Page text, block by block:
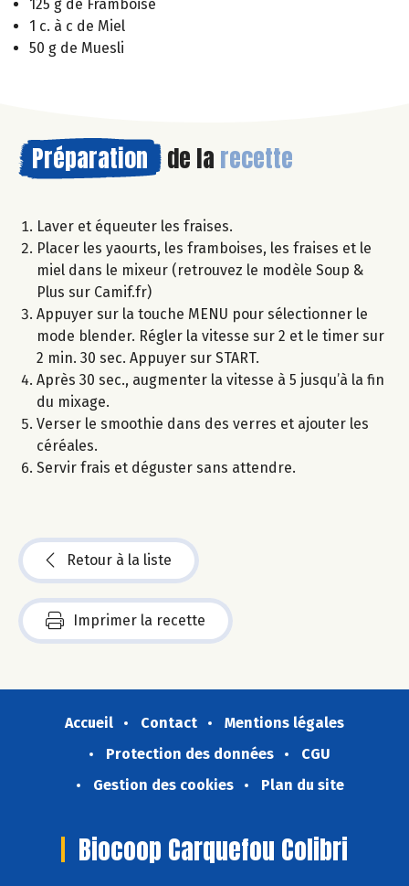
125 g de Framboise
1 c. à c de Miel
50 g de Muesli
Préparation de la recette
Laver et équeuter les fraises.
Placer les yaourts, les framboises, les fraises et le
miel dans le mixeur (retrouvez le modèle Soup &
Plus sur Camif.fr)
Appuyer sur la touche MENU pour sélectionner le
mode blender. Régler la vitesse sur 2 et le timer sur
2 min. 30 sec. Appuyer sur START.
Après 30 sec., augmenter la vitesse à 5 jusqu’à la fin
du mixage.
Verser le smoothie dans des verres et ajouter les
céréales.
Servir frais et déguster sans attendre.
Retour à la liste
Imprimer la recette
Accueil Contact
Mentions légales
Protection des données
CGU
Gestion des cookies
Plan du site
Biocoop Carquefou Colibri